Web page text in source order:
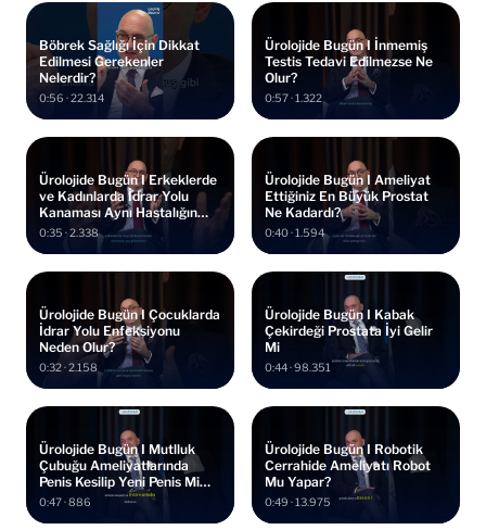
Böbrek Sağlığı İçin Dikkat
Edilmesi Gerekenler
Nelerdir?
0:56 · 22.314
Ürolojide Bugün I İnmemiş
Testis Tedavi Edilmezse Ne
Olur?
0:57 · 1.322
Ürolojide Bugün I Erkeklerde
ve Kadınlarda İdrar Yolu
Kanaması Aynı Hastalığın
Habercisi Mi?
0:35 · 2.338
Ürolojide Bugün I Ameliyat
Ettiğiniz En Büyük Prostat
Ne Kadardı?
0:40 · 1.594
Ürolojide Bugün I Çocuklarda
İdrar Yolu Enfeksiyonu
Neden Olur?
0:32 · 2.158
Ürolojide Bugün I Kabak
Çekirdeği Prostata İyi Gelir
Mi
0:44 · 98.351
Ürolojide Bugün I Mutlluk
Çubuğu Ameliyatlarında
Penis Kesilip Yeni Penis Mi
Yapılır?
0:47 · 886
Ürolojide Bugün I Robotik
Cerrahide Ameliyatı Robot
Mu Yapar?
0:49 · 13.975